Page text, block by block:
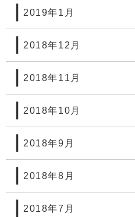
2019年1月
2018年12月
2018年11月
2018年10月
2018年9月
2018年8月
2018年7月